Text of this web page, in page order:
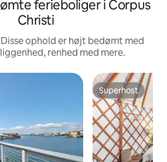
ferieboliger i Corpus
Christi
ophold er højt bedømt med
renhed med mere.
Superhost
Superhost